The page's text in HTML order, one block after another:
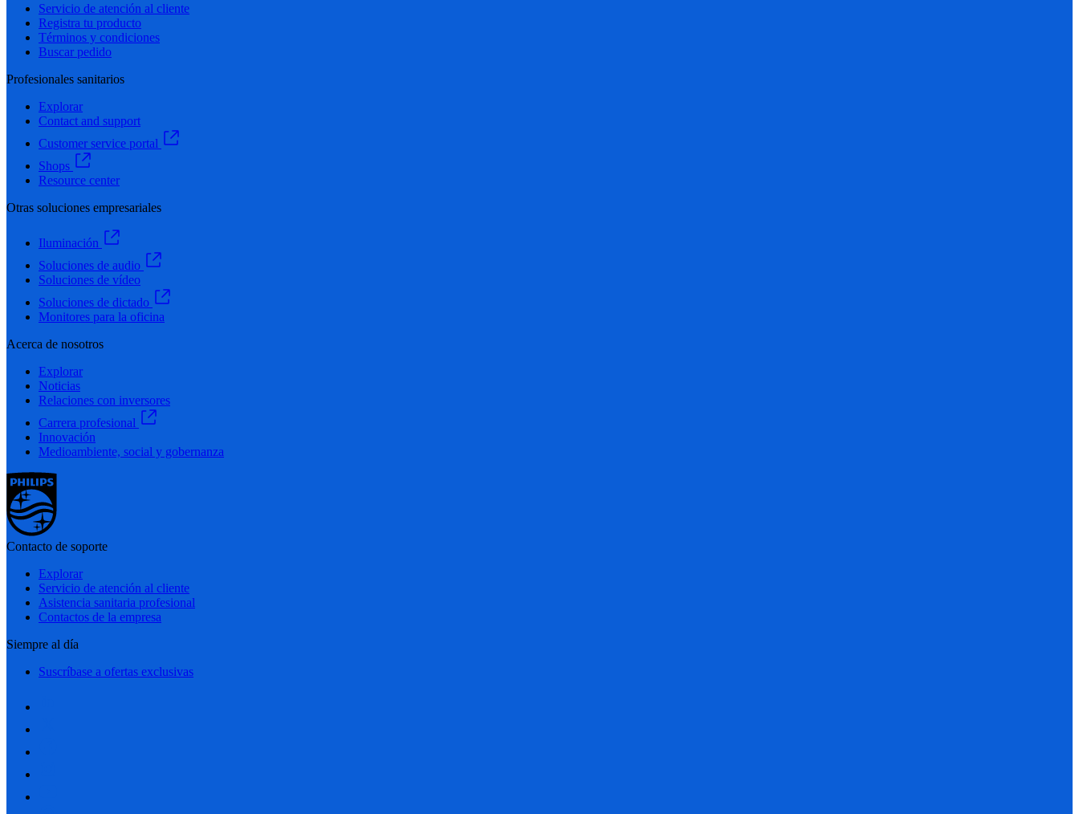
Servicio de atención al cliente
Registra tu producto
Términos y condiciones
Buscar pedido
Profesionales sanitarios
Explorar
Contact and support
Customer service portal
Shops
Resource center
Otras soluciones empresariales
Iluminación
Soluciones de audio
Soluciones de vídeo
Soluciones de dictado
Monitores para la oficina
Acerca de nosotros
Explorar
Noticias
Relaciones con inversores
Carrera profesional
Innovación
Medioambiente, social y gobernanza
Contacto de soporte
Explorar
Servicio de atención al cliente
Asistencia sanitaria profesional
Contactos de la empresa
Siempre al día
Suscríbase a ofertas exclusivas